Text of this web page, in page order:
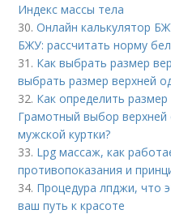
Индекс массы тела
30.Онлайн калькулятор
БЖУ: рассчитать норму
31. Как выбрать размер
выбрать размер верхней
32. Как определить
Грамотный выбор верхней
мужской куртки?
33. Lpg массаж, как
противопоказания и
34. Процедура лпджи, что
ваш путь к красоте